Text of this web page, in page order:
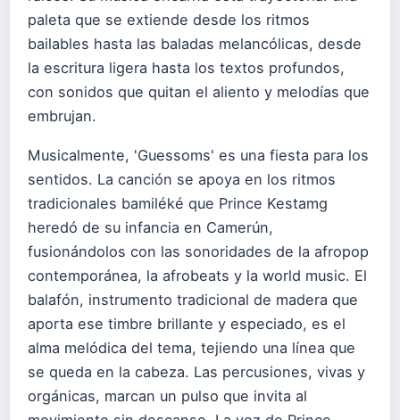
paleta que se extiende desde los ritmos
bailables hasta las baladas melancólicas, desde
la escritura ligera hasta los textos profundos,
con sonidos que quitan el aliento y melodías que
embrujan.
Musicalmente, 'Guessoms' es una fiesta para los
sentidos. La canción se apoya en los ritmos
tradicionales bamiléké que Prince Kestamg
heredó de su infancia en Camerún,
fusionándolos con las sonoridades de la afropop
contemporánea, la afrobeats y la world music. El
balafón, instrumento tradicional de madera que
aporta ese timbre brillante y especiado, es el
alma melódica del tema, tejiendo una línea que
se queda en la cabeza. Las percusiones, vivas y
orgánicas, marcan un pulso que invita al